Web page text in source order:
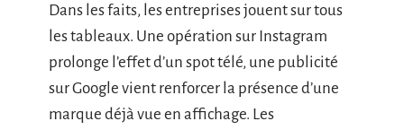
Dans les faits, les entreprises jouent sur tous
les tableaux. Une opération sur Instagram
prolonge l’effet d’un spot télé, une publicité
sur Google vient renforcer la présence d’une
marque déjà vue en affichage. Les